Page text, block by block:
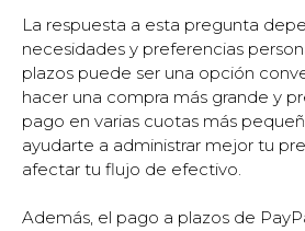
La respuesta a esta pregunta
necesidades y preferencias
plazos puede ser una opción
hacer una compra más grande y
pago en varias cuotas más
ayudarte a administrar mejor tu
afectar tu flujo de efectivo.
Además, el pago a plazos de